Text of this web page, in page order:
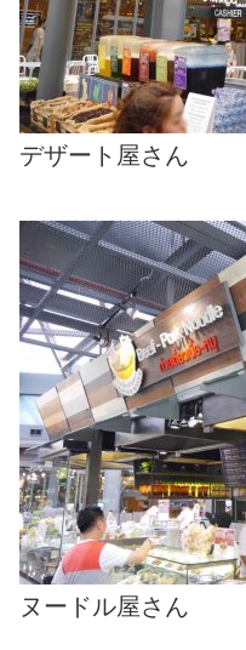
デザート屋さん
ヌードル屋さん